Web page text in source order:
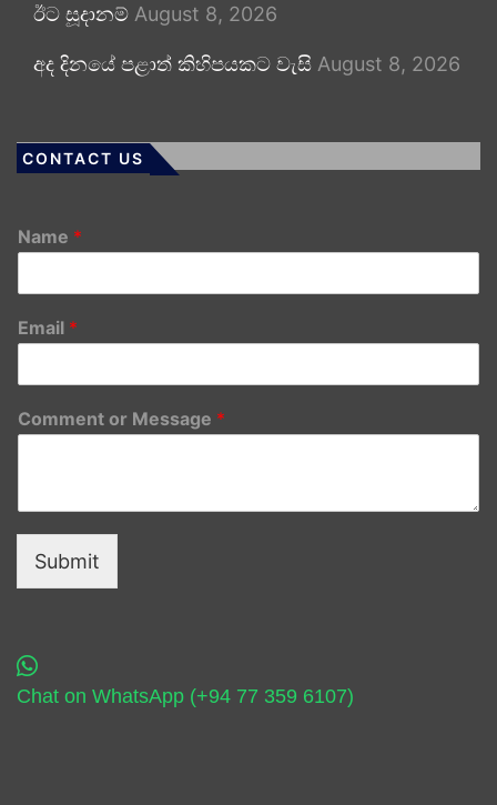
ඊට සූදානම් August 8, 2026
අද දිනයේ පළාත් කිහිපයකට වැසි August 8, 2026
CONTACT US
Name *
Email *
Comment or Message *
Submit
Chat on WhatsApp (+94 77 359 6107)